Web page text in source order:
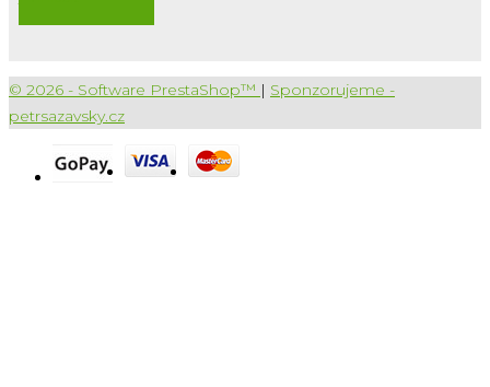
© 2026 - Software PrestaShop™ | Sponzorujeme -
petrsazavsky.cz